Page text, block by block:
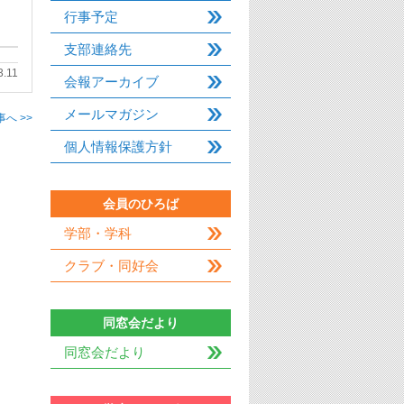
へ >>
行事予定
支部連絡先
会報アーカイブ
メールマガジン
個人情報保護方針
会員のひろば
学部・学科
クラブ・同好会
同窓会だより
同窓会だより